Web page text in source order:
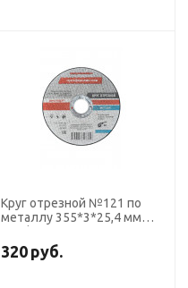
Круг отрезной №121 по
металлу 355*3*25,4 мм
тип 41
320 руб.